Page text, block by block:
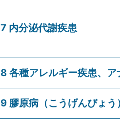
7 内分泌代謝疾患
8 各種アレルギー疾患、ア
9 膠原病（こうげんびょ